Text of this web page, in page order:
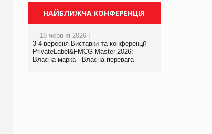
НАЙБЛИЖЧА КОНФЕРЕНЦІЯ
18 червня 2026 |
3-4 вересня Виставки та конференції
PrivateLabel&FMCG Master-2026:
Власна марка - Власна перевага